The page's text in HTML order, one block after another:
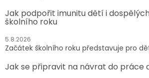
Jak podpořit imunitu dětí i
školního roku
5.8.2026
Začátek školního roku představuje pro
Jak se připravit na návrat do práce